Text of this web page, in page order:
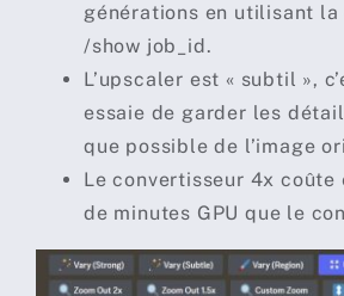
générations en utilisant la
/show job_id.
L’upscaler est « subtil »,
essaie de garder les
que possible de l’image
Le convertisseur 4x coûte
de minutes GPU que le